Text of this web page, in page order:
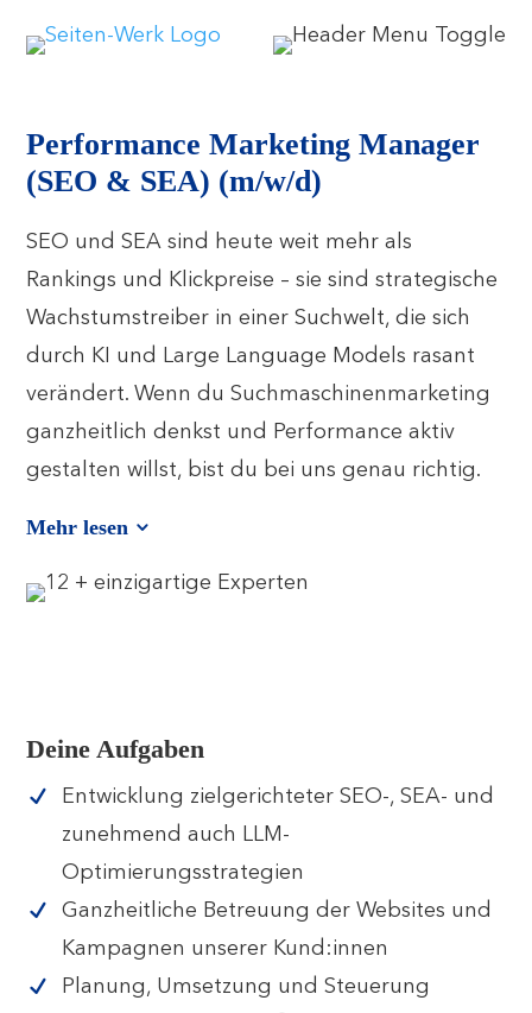
Performance Marketing Manager
(SEO & SEA) (m/w/d)
SEO und SEA sind heute weit mehr als
Rankings und Klickpreise – sie sind strategische
Wachstumstreiber in einer Suchwelt, die sich
durch KI und Large Language Models rasant
verändert. Wenn du Suchmaschinenmarketing
ganzheitlich denkst und Performance aktiv
gestalten willst, bist du bei uns genau richtig.
Mehr lesen
Deine Aufgaben
Entwicklung zielgerichteter SEO-, SEA- und
zunehmend auch LLM-
Optimierungsstrategien
Ganzheitliche Betreuung der Websites und
Kampagnen unserer Kund:innen
Planung, Umsetzung und Steuerung